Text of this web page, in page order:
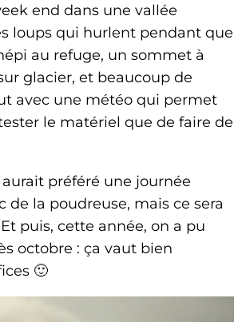
end dans une vallée
loups qui hurlent pendant que
au refuge, un sommet à
glacier, et beaucoup de
avec une météo qui permet
le matériel que de faire de
aurait préféré une journée
de la poudreuse, mais ce sera
puis, cette année, on a pu
octobre : ça vaut bien
🙂